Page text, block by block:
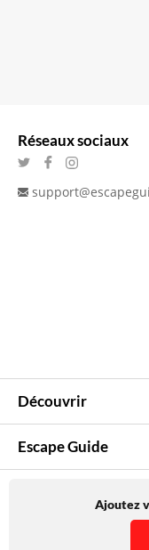
Réseaux sociaux
Découvrir
Escape Guide
Ajoutez